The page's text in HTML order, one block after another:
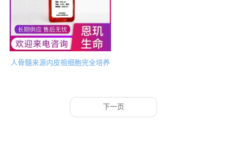
人骨髓来源内皮祖细胞完全培养
下一页